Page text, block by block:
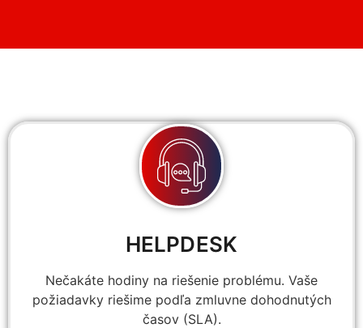
HELPDESK
Nečakáte hodiny na riešenie problému. Vaše
požiadavky riešime podľa zmluvne dohodnutých
časov (SLA).